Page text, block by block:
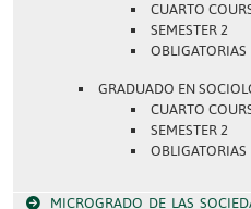
CUARTO
SEMESTER 2
OBLIGATORIAS
GRADUADO EN
CUARTO
SEMESTER 2
OBLIGATORIAS
MICROGRADO DE LAS